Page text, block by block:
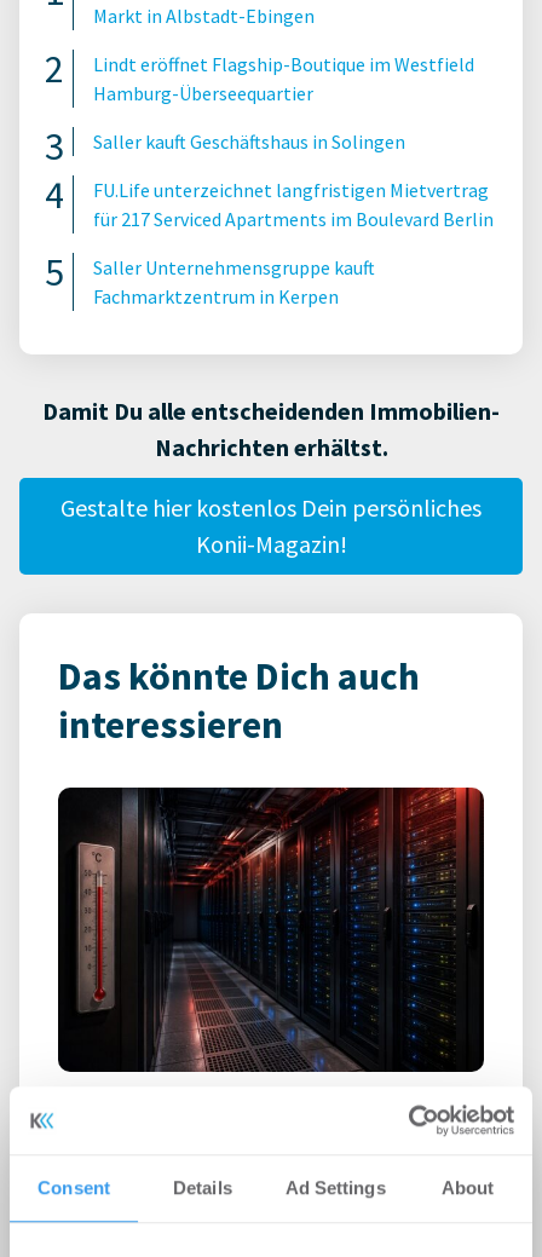
Consent Details Ad Settings About
Markt in Albstadt-Ebingen
Lindt eröffnet Flagship-Boutique im Westfield
Hamburg-Überseequartier
Saller kauft Geschäftshaus in Solingen
FU.Life unterzeichnet langfristigen Mietvertrag
für 217 Serviced Apartments im Boulevard Berlin
Saller Unternehmensgruppe kauft
Fachmarktzentrum in Kerpen
Damit Du alle entscheidenden Immobilien-
Nachrichten erhältst.
Gestalte hier kostenlos Dein persönliches
Konii-Magazin!
Das könnte Dich auch
interessieren
Rekordhitze setzt Rechenzentren
-31.07.2026
Anhaltende Hitze wird zum Risiko für